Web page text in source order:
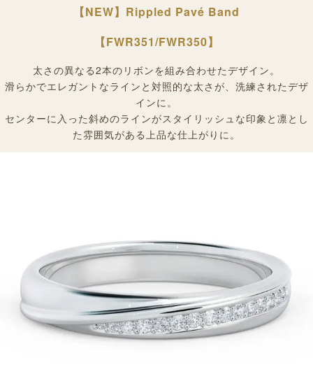
【NEW】Rippled Pavé Band
【FWR351/FWR350】
太さの異なる2本のリボンを組み合わせたデザイン。
滑らかでエレガントなラインと対照的な太さが、洗練されたデザ
インに。
センターに入った斜めのラインがスタイリッシュな印象と凛とし
た雰囲気がある上品な仕上がりに。